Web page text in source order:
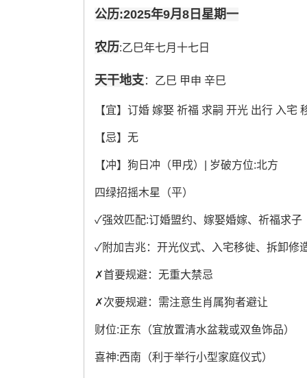
公历:2025年9月8日星期一
农历:乙巳年七月十七日
天干地支：乙巳 甲申 辛巳
【宜】订婚 嫁娶 祈福 求嗣 开光 出行 入宅
【忌】无
【冲】狗日冲（甲戌）| 岁破方位:北方
四绿招摇木星（平）
✓强效匹配:订婚盟约、嫁娶婚嫁、祈福求子
✓附加吉兆：开光仪式、入宅移徙、拆卸修
✗首要规避：无重大禁忌
✗次要规避：需注意生肖属狗者避让
财位:正东（宜放置清水盆栽或双鱼饰品）
喜神:西南（利于举行小型家庭仪式）